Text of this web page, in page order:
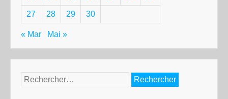
27 28 29 30
« Mar Mai »
Rechercher :